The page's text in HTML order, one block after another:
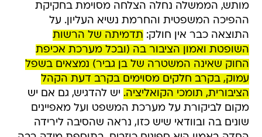
מותש, הממשלה נחלה הצלחה מסוימת בחקיקת
ההפיכה המשפטית והחרמת נשיא העליון. על
התוצאה כבר אין חולק: תדמיתה של הרשות
השופטת ואמון הציבור בה (ובכל מערכת אכיפת
החוק שאינה המשטרה של בן גביר) נמצאים בשפל
עמוק, בקרב חלקים מסוימים בקרב דעת הקהל
הציבורית, תומכי הקואליציה. יש להדגיש, גם אם יש
מקום לביקורת על מערכת המשפט ועל מאפיינים
שונים בה ובוודאי שיש כזו, נראה שהסיבה לירידה